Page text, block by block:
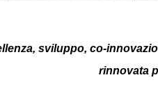
sviluppo, co-
rinnovata